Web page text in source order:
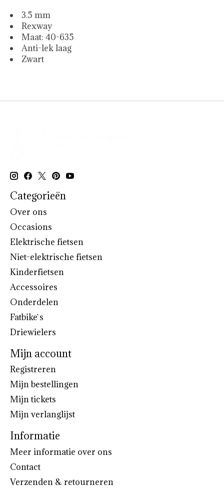
3.5 mm
Rexway
Maat: 40-635
Anti-lek laag
Zwart
Categorieën
Over ons
Occasions
Elektrische fietsen
Niet-elektrische fietsen
Kinderfietsen
Accessoires
Onderdelen
Fatbike`s
Driewielers
Mijn account
Registreren
Mijn bestellingen
Mijn tickets
Mijn verlanglijst
Informatie
Meer informatie over ons
Contact
Verzenden & retourneren